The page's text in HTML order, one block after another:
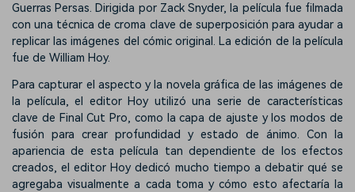
Guerras Persas. Dirigida por Zack Snyder, la película fue filmada
con una técnica de croma clave de superposición para ayudar a
replicar las imágenes del cómic original. La edición de la película
fue de William Hoy.
Para capturar el aspecto y la novela gráfica de las imágenes de
la película, el editor Hoy utilizó una serie de características
clave de Final Cut Pro, como la capa de ajuste y los modos de
fusión para crear profundidad y estado de ánimo. Con la
apariencia de esta película tan dependiente de los efectos
creados, el editor Hoy dedicó mucho tiempo a debatir qué se
agregaba visualmente a cada toma y cómo esto afectaría la